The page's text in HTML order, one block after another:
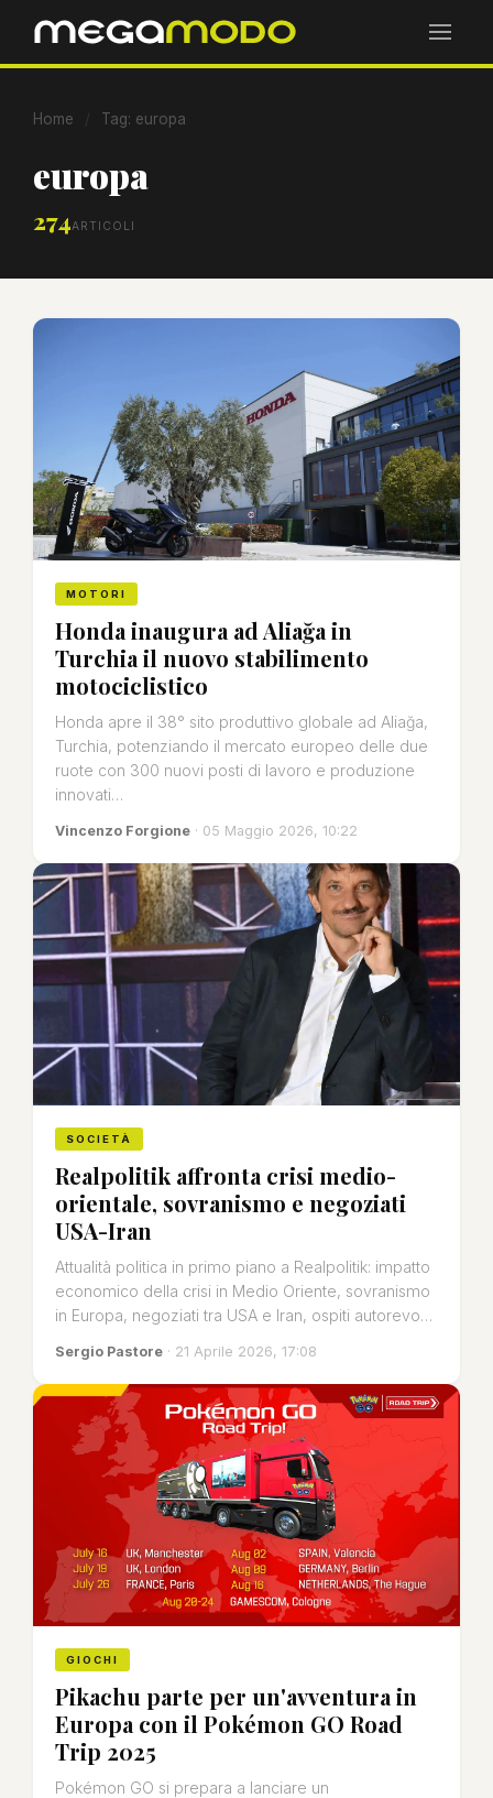
Home Tag: europa
europa
274ARTICOLI
MOTORI
Honda inaugura ad Aliağa in
Turchia il nuovo stabilimento
motociclistico
Honda apre il 38° sito produttivo globale ad Aliağa,
Turchia, potenziando il mercato europeo delle due
ruote con 300 nuovi posti di lavoro e produzione
innovati…
Vincenzo Forgione · 05 Maggio 2026, 10:22
SOCIETÀ
Realpolitik affronta crisi medio-
orientale, sovranismo e negoziati
USA-Iran
Attualità politica in primo piano a Realpolitik: impatto
economico della crisi in Medio Oriente, sovranismo
in Europa, negoziati tra USA e Iran, ospiti autorevo…
Sergio Pastore · 21 Aprile 2026, 17:08
GIOCHI
Pikachu parte per un'avventura in
Europa con il Pokémon GO Road
Trip 2025
Pokémon GO si prepara a lanciare un